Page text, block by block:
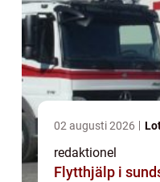
02 augusti 2026
redaktionel
Flytthjälp i sundsvall så